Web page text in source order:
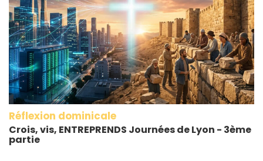
Réflexion dominicale
Crois, vis, ENTREPRENDS Journées de Lyon - 3ème
partie